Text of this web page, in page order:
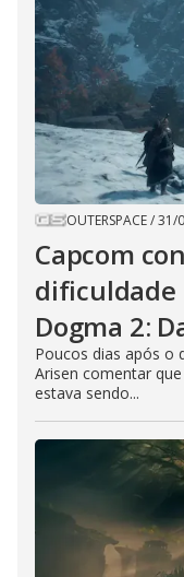
OUTERSPACE/31/
Capcom
dificuldade
Dogma 2:
Poucos dias após o
Arisen comentar
estava sendo...